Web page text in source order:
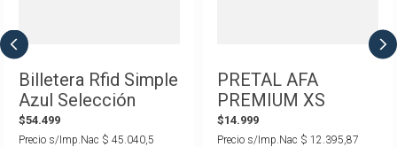
Billetera Rfid Simple
Azul Selección
Argentina AFA
$54.499
Precio s/Imp.Nac $ 45 040 5
PRETAL AFA
PREMIUM XS
$14.999
Precio s/Imp.Nac $ 12 395 87